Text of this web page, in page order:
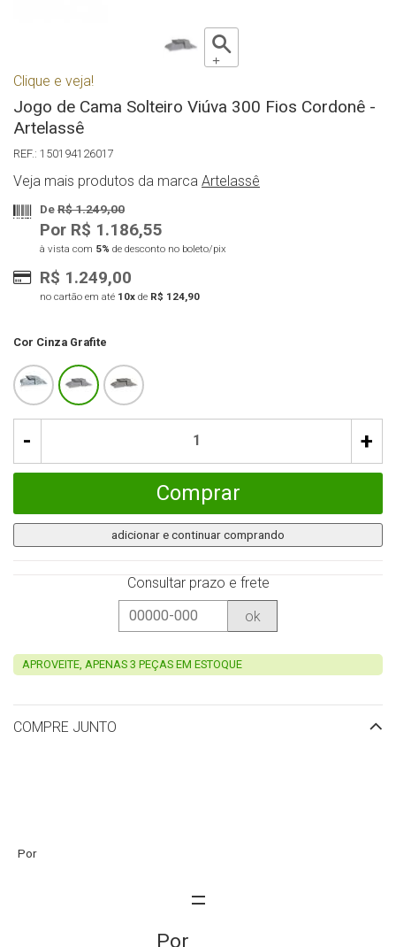
Clique e veja!
Jogo de Cama Solteiro Viúva 300 Fios Cordonê -
Artelassê
150194126017
Veja mais produtos da marca Artelassê
DeR$ 1.249,00
Por R$ 1.186,55
à vista com 5% de desconto no boleto/pix
R$ 1.249,00
no cartão em até 10x de R$ 124,90
Cor Cinza Grafite
- +
Comprar
adicionar e continuar comprando
Consultar prazo e frete
ok
APROVEITE, APENAS 3 PEÇAS EM ESTOQUE
COMPRE JUNTO